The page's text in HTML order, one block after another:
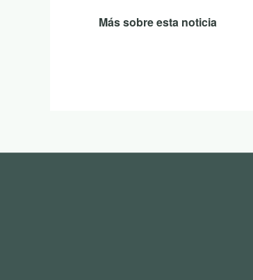
Más sobre esta noticia